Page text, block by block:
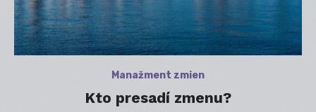
Manažment zmien
Kto presadí zmenu?